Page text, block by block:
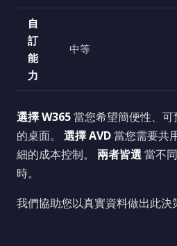
自
訂
能
力
中等
選擇 W365當您希望簡便性、
的桌面。 選擇 AVD當您需要共
細的成本控制。 兩者皆選當不
時。
我們協助您以真實資料做出此決